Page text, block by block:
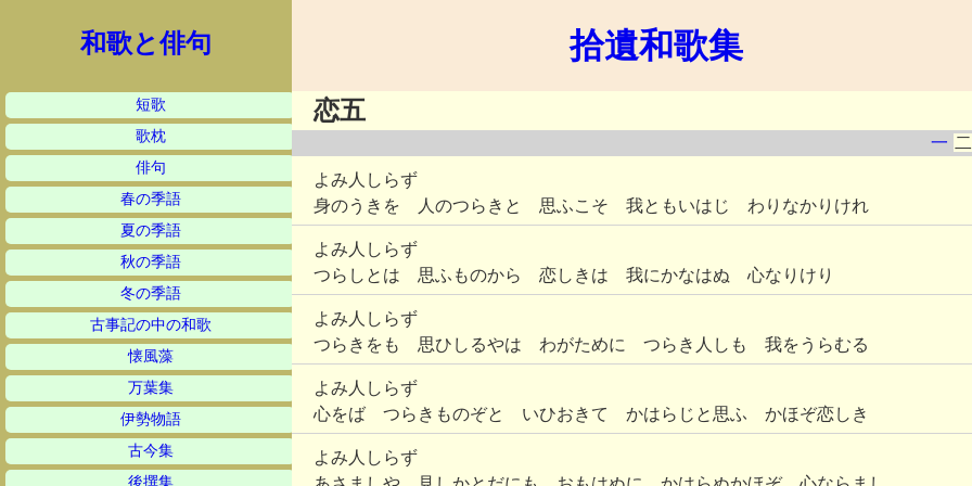
和歌と俳句
短歌
歌枕
俳句
春の季語
夏の季語
秋の季語
冬の季語
古事記の中の和歌
懐風藻
万葉集
伊勢物語
古今集
後撰集
拾遺和歌集
恋五
一 二
よみ人しらず
身のうきを 人のつらきと 思ふこそ 我ともいはじ わりなかりけれ
よみ人しらず
つらしとは 思ふものから 恋しきは 我にかなはぬ 心なりけり
よみ人しらず
つらきをも 思ひしるやは わがために つらき人しも 我をうらむる
よみ人しらず
心をば つらきものぞと いひおきて かはらじと思ふ かほぞ恋しき
よみ人しらず